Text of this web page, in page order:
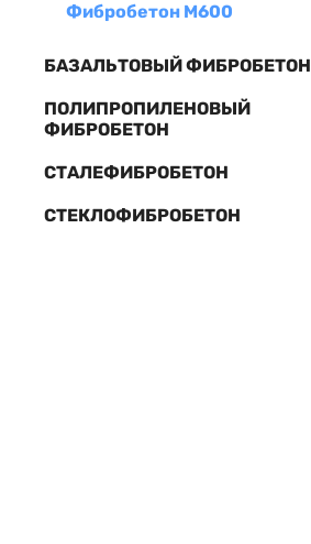
Фибробетон М600
БАЗАЛЬТОВЫЙ ФИБРОБЕТОН
ПОЛИПРОПИЛЕНОВЫЙ
ФИБРОБЕТОН
СТАЛЕФИБРОБЕТОН
СТЕКЛОФИБРОБЕТОН